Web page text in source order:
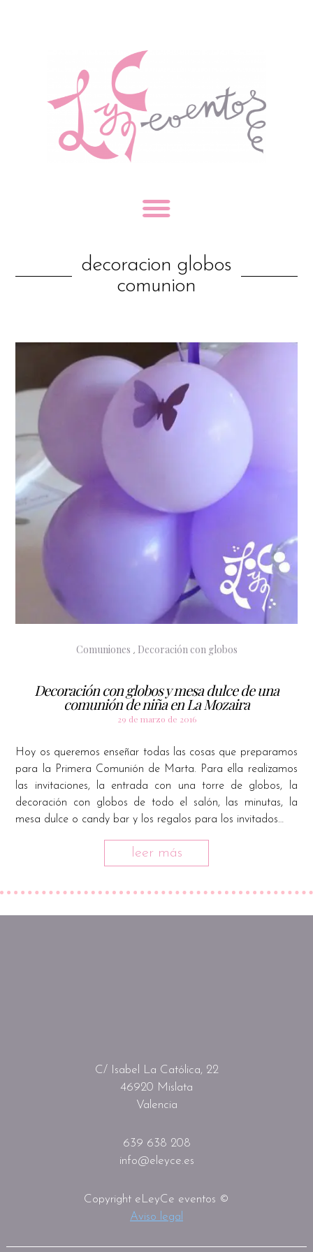
decoracion globos
comunion
Comuniones , Decoración con globos
Decoración con globos y mesa dulce de una
comunión de niña en La Mozaira
29 de marzo de 2016
Hoy os queremos enseñar todas las cosas que preparamos
para la Primera Comunión de Marta. Para ella realizamos
las invitaciones, la entrada con una torre de globos, la
decoración con globos de todo el salón, las minutas, la
mesa dulce o candy bar y los regalos para los invitados…
leer más
C/ Isabel La Católica, 22
46920 Mislata
Valencia
639 638 208
info@eleyce.es
Copyright eLeyCe eventos ©
Aviso legal